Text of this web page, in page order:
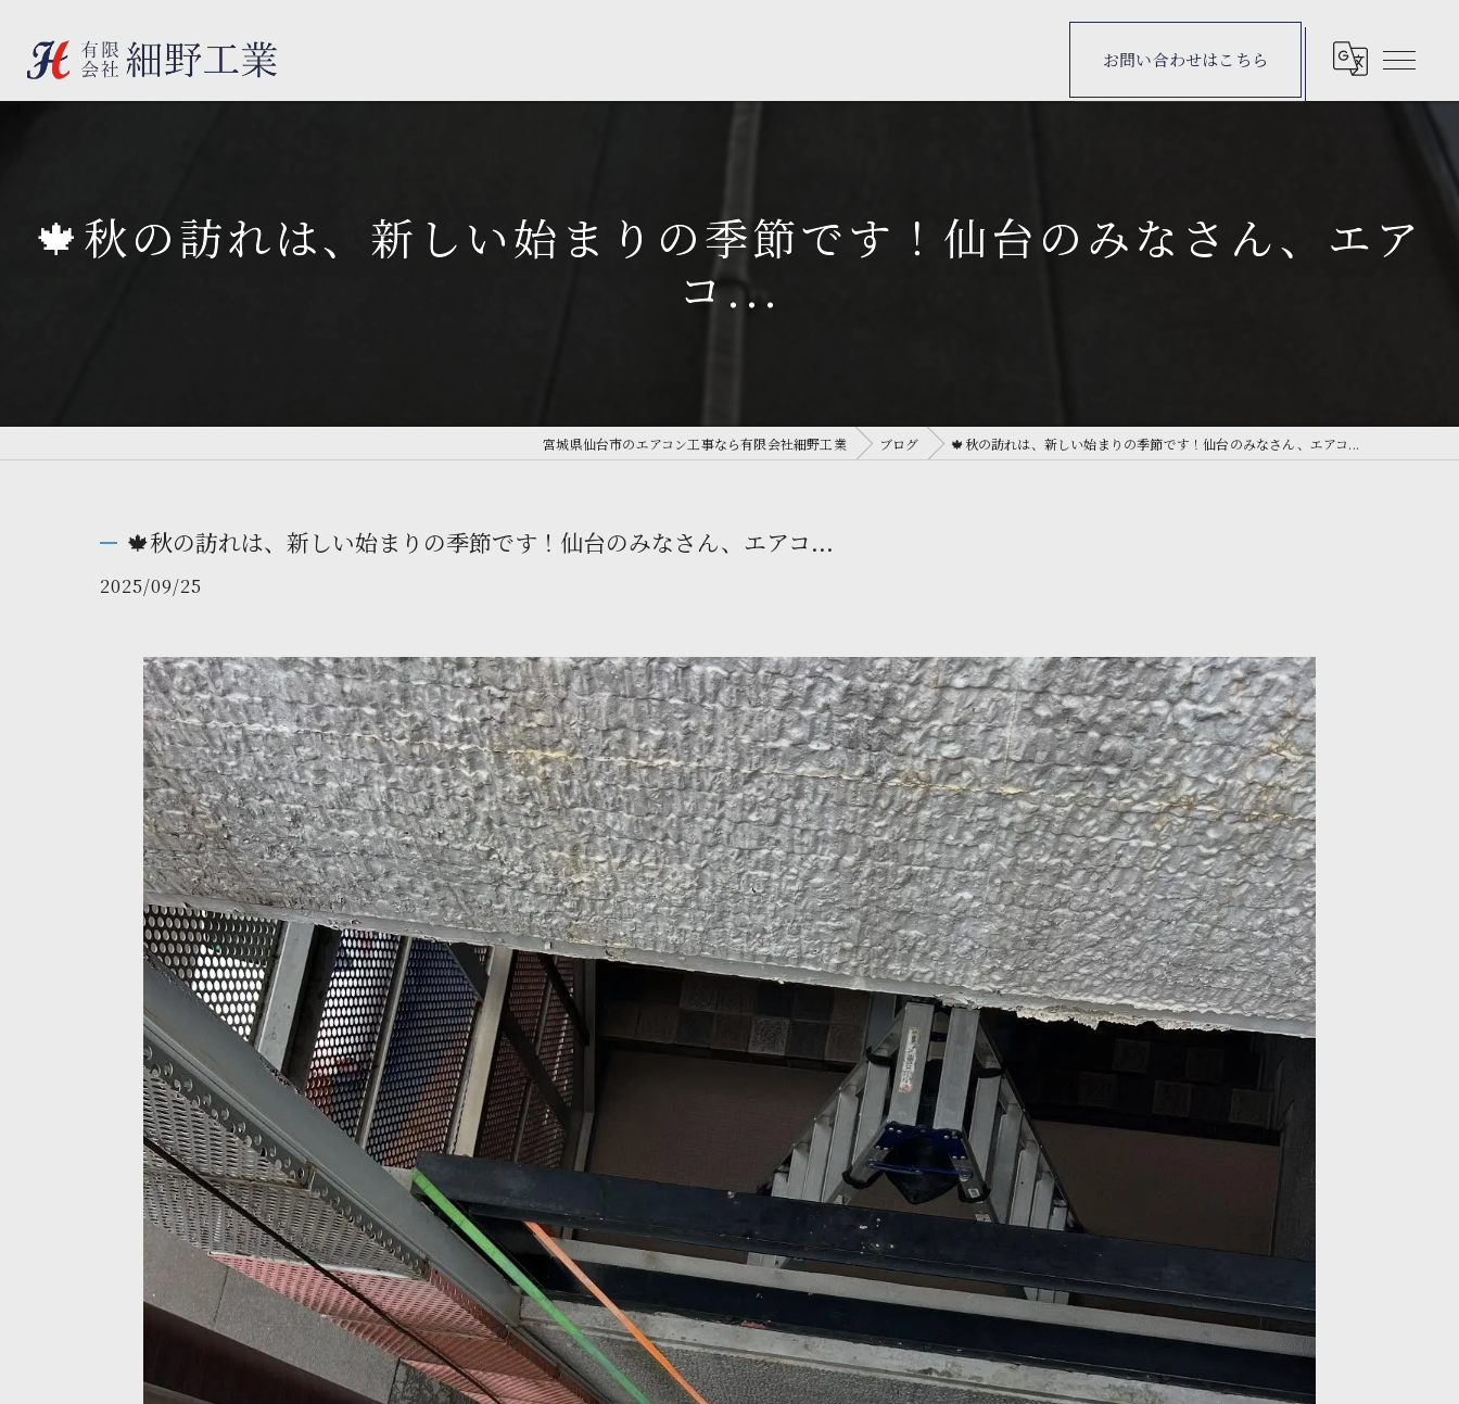
お問い合わせはこちら
🍁秋の訪れは、新しい始まりの季節です！仙台のみなさん、エア
コ...
宮城県仙台市のエアコン工事なら有限会社細野工業 ブログ 🍁秋の訪れは、新しい始まりの季節です！仙台のみなさん、エアコ...
🍁秋の訪れは、新しい始まりの季節です！仙台のみなさん、エアコ...
2025/09/25